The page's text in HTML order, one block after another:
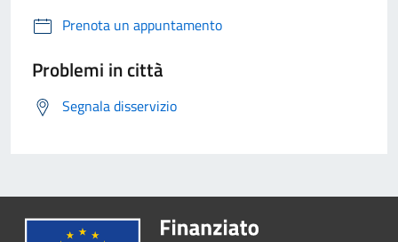
Prenota un appuntamento
Problemi in città
Segnala disservizio